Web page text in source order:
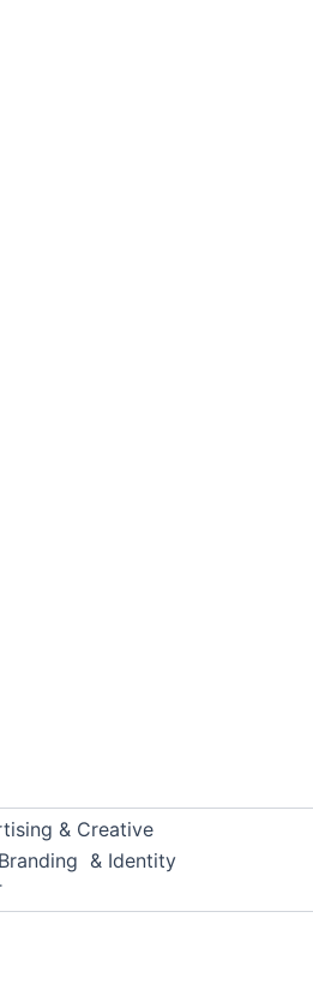
& Creative
Branding & Identity